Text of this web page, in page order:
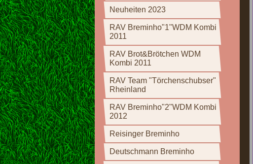
Neuheiten 2023
RAV Breminho"1"WDM Kombi
2011
RAV Brot&Brötchen WDM
Kombi 2011
RAV Team "Törchenschubser"
Rheinland
RAV Breminho"2"WDM Kombi
2012
Reisinger Breminho
Deutschmann Breminho